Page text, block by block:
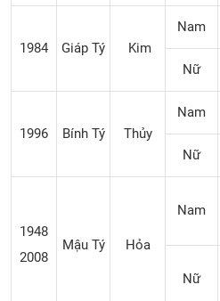
1984 Giáp Tý Kim
Nam
Nữ
1996 Bính Tý Thủy
Nam
Nữ
1948
2008
Mậu Tý Hỏa
Nam
Nữ